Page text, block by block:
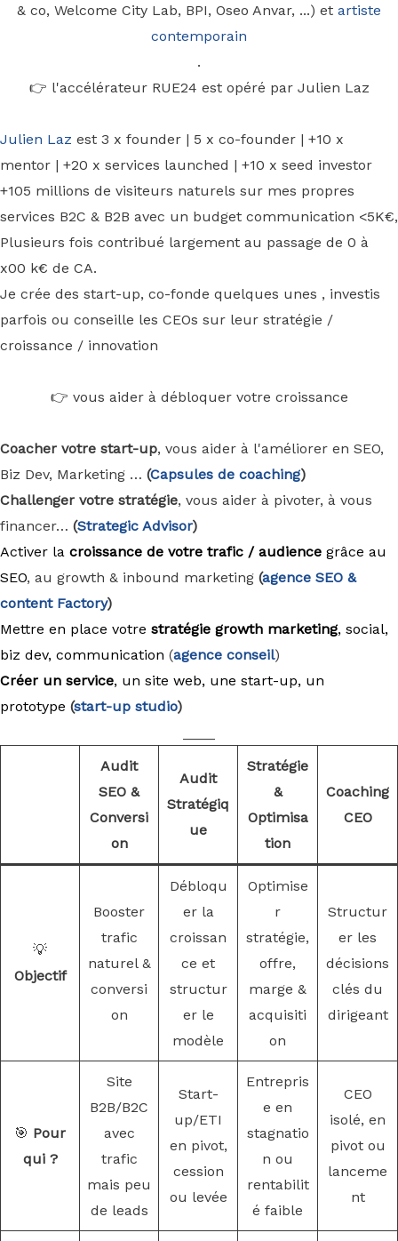
& co, Welcome City Lab, BPI, Oseo Anvar, ...) et artiste
contemporain
.
👉 l'accélérateur RUE24 est opéré par Julien Laz
Julien Laz est 3 x founder | 5 x co-founder | +10 x
mentor | +20 x services launched | +10 x seed investor
+105 millions de visiteurs naturels sur mes propres
services B2C & B2B avec un budget communication <5K€,
Plusieurs fois contribué largement au passage de 0 à
x00 k€ de CA.
Je crée des start-up, co-fonde quelques unes , investis
parfois ou conseille les CEOs sur leur stratégie /
croissance / innovation
👉 vous aider à débloquer votre croissance
Coacher votre start-up, vous aider à l'améliorer en SEO,
Biz Dev, Marketing … (Capsules de coaching)
Challenger votre stratégie, vous aider à pivoter, à vous
financer… (Strategic Advisor)
Activer la croissance de votre trafic / audience grâce au
SEO, au growth & inbound marketing (agence SEO &
content Factory)
Mettre en place votre stratégie growth marketing, social,
biz dev, communication (agence conseil)
Créer un service, un site web, une start-up, un
prototype (start-up studio)
Audit
SEO &
Conversi
on
Audit
Stratégiq
ue
Stratégie
&
Optimisa
tion
Coaching
CEO
💡
Objectif
Booster
trafic
naturel &
conversi
on
Débloqu
er la
croissan
ce et
structur
er le
modèle
Optimise
r
stratégie,
offre,
marge &
acquisiti
on
Structur
er les
décisions
clés du
dirigeant
🎯 Pour
qui ?
Site
B2B/B2C
avec
trafic
mais peu
de leads
Start-
up/ETI
en pivot,
cession
ou levée
Entrepris
e en
stagnatio
n ou
rentabilit
é faible
CEO
isolé, en
pivot ou
lanceme
nt